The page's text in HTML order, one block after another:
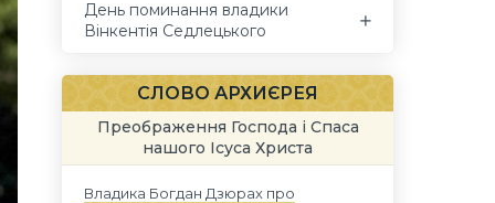
День поминання владики
Вінкентія Седлецького
СЛОВО АРХИЄРЕЯ
Преображення Господа і Спаса
нашого Ісуса Христа
Владика Богдан Дзюрах про